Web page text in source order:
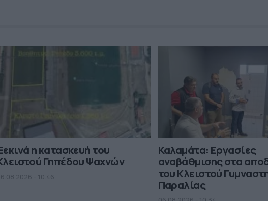
η κατασκευή του
Γηπέδου Ψαχνών
- 10.46
Καλαμάτα: Εργασίες
αναβάθμισης στα
του Κλειστού
Παραλίας